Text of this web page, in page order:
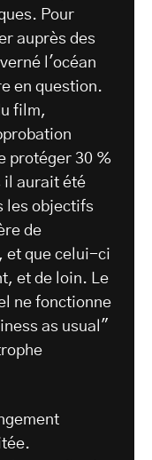
Pour
auprès des
l'océan
en question.
film,
protéger 30 %
il aurait été
les objectifs
de
et que celui-ci
et de loin. Le
ne fonctionne
as usual"